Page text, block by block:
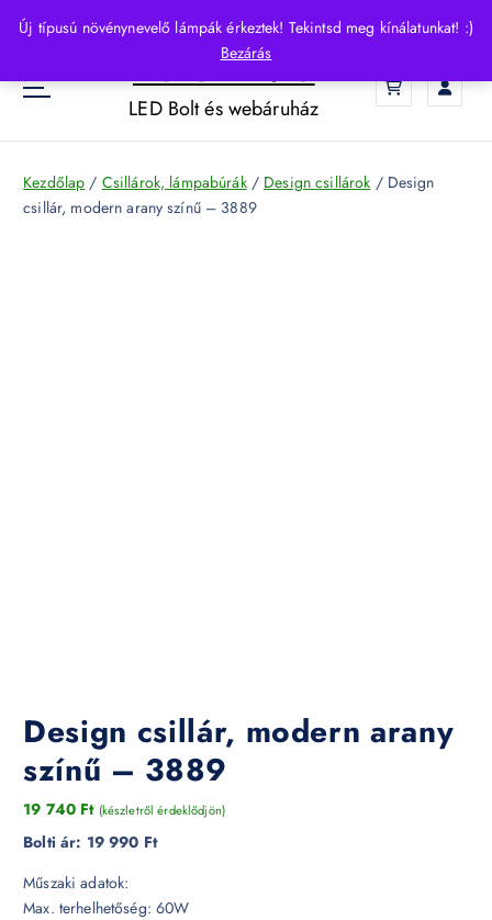
Új típusú növénynevelő lámpák érkeztek! Tekintsd meg kínálatunkat! :)
Bezárás
p
o
HelloLED.hu
LED Bolt és webáruház
Kezdőlap / Csillárok, lámpabúrák/ Design csillárok / Design
csillár, modern arany színű – 3889
Design csillár, modern arany
színű – 3889
19 740 Ft (készletről érdeklődjön)
Bolti ár: 19 990 Ft
Műszaki adatok:
Max. terhelhetőség: 60W